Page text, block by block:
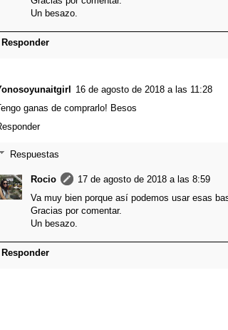
Un besazo.
Responder
16 de agosto de 2018 a las 11:28
ganas de comprarlo! Besos
Respuestas
Rocio
17 de agosto de 2018 a las 8:59
Va muy bien porque así podemos usar esas
Gracias por comentar.
Un besazo.
Responder